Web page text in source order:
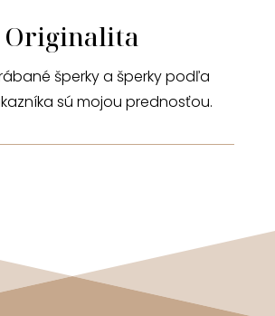
Originalita
šperky a šperky podľa
sú mojou prednosťou.